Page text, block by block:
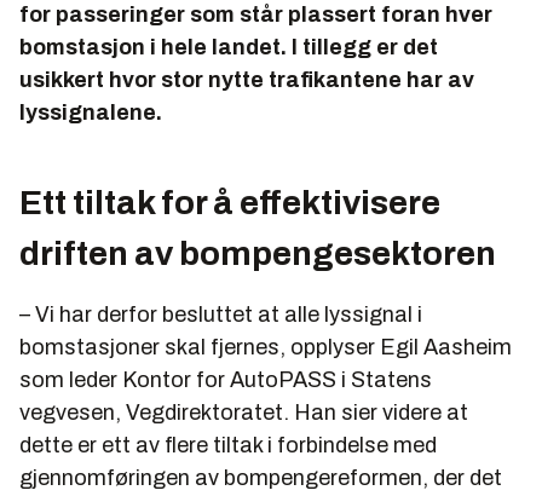
for passeringer som står plassert foran hver
bomstasjon i hele landet. I tillegg er det
usikkert hvor stor nytte trafikantene har av
lyssignalene.
Ett tiltak for å effektivisere
driften av bompengesektoren
– Vi har derfor besluttet at alle lyssignal i
bomstasjoner skal fjernes, opplyser Egil Aasheim
som leder Kontor for AutoPASS i Statens
vegvesen, Vegdirektoratet. Han sier videre at
dette er ett av flere tiltak i forbindelse med
gjennomføringen av bompengereformen, der det